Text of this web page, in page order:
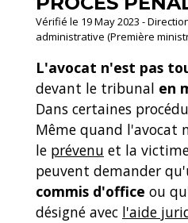
Vérifié le 19 May 2023 -
administrative (Première
L'avocat n'est pas
devant le tribunal en
Dans certaines
Même quand l'avocat
le prévenu et la
peuvent demander
commis d'office ou
désigné avec l'aide